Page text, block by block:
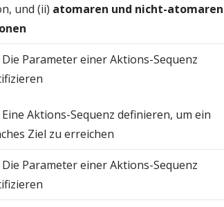
und (ii) atomaren und nicht-atomaren
Die Parameter einer Aktions-Sequenz
Eine Aktions-Sequenz definieren, um ein
Ziel zu erreichen
Die Parameter einer Aktions-Sequenz